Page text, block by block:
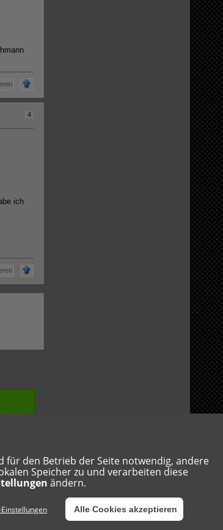
4
ich
Samstag, 8. August 2026, 06:20
für den Betrieb der Seite notwendig, andere
Speicher zu und verarbeiten diese
ändern.
Alle Cookies akzeptieren